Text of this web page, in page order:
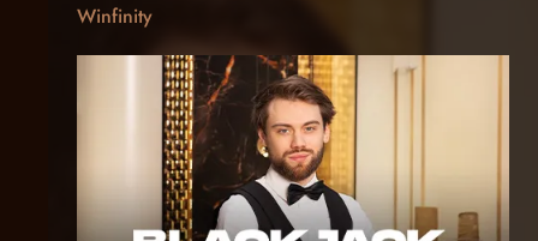
Winfinity